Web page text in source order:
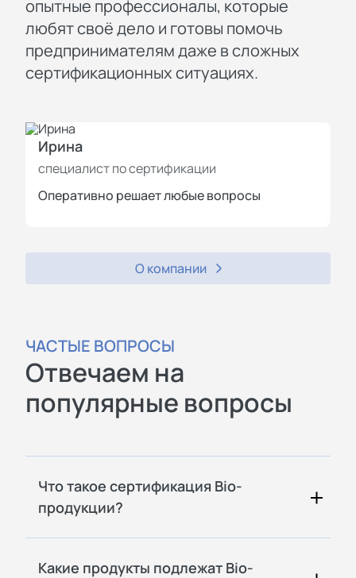
опытные профессионалы, которые
любят своё дело и готовы помочь
предпринимателям даже в сложных
сертификационных ситуациях.
Ирина
специалист по сертификации
Оперативно решает любые вопросы
О компании
ЧАСТЫЕ ВОПРОСЫ
Отвечаем на
популярные вопросы
Что такое сертификация Bio-
продукции?
Какие продукты подлежат Bio-